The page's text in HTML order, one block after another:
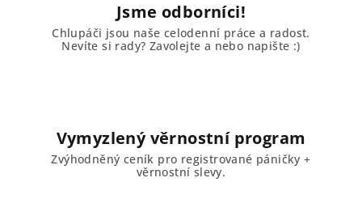
Jsme odborníci!
Chlupáči jsou naše celodenní práce a radost.
Nevíte si rady? Zavolejte a nebo napište :)
Vymyzlený věrnostní program
Zvýhodněný ceník pro registrované páničky +
věrnostní slevy.